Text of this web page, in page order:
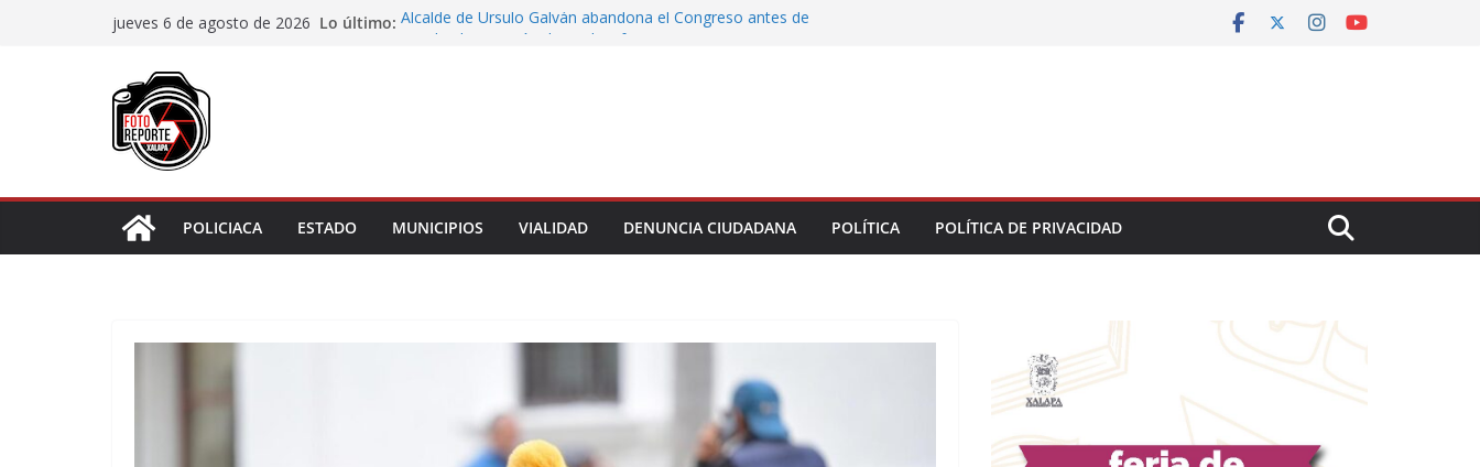
jueves 6 de agosto de 2026 Lo último: Alcalde de Úrsulo Galván abandona el Congreso antes de
de discapacidad
POLICIACA
ESTADO MUNICIPIOS VIALIDAD DENUNCIA CIUDADANA POLÍTICA POLÍTICA DE PRIVACIDAD